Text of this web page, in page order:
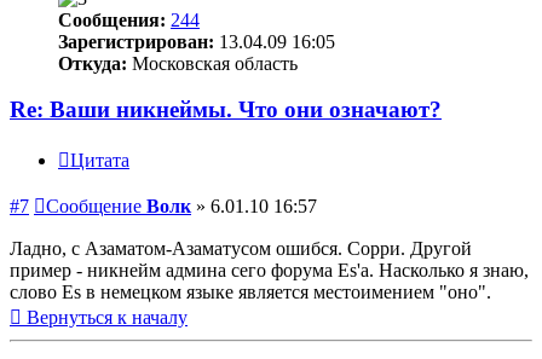
Сообщения: 244
Зарегистрирован: 13.04.09 16:05
Откуда: Московская область
Re: Ваши никнеймы. Что они означают?
Цитата
#7 Сообщение Волк » 6.01.10 16:57
Ладно, с Азаматом-Азаматусом ошибся. Сорри. Другой
пример - никнейм админа сего форума Es'а. Насколько я знаю,
слово Es в немецком языке является местоимением "оно".
Вернуться к началу